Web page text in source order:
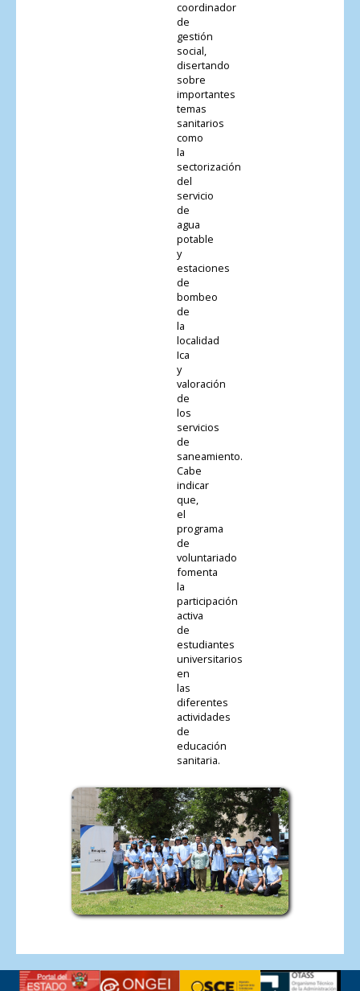
coordinador
de
gestión
social,
disertando
sobre
importantes
temas
sanitarios
como
la
sectorización
del
servicio
de
agua
potable
y
estaciones
de
bombeo
de
la
localidad
Ica
y
valoración
de
los
servicios
de
saneamiento.
Cabe
indicar
que,
el
programa
de
voluntariado
fomenta
la
participación
activa
de
estudiantes
universitarios
en
las
diferentes
actividades
de
educación
sanitaria.